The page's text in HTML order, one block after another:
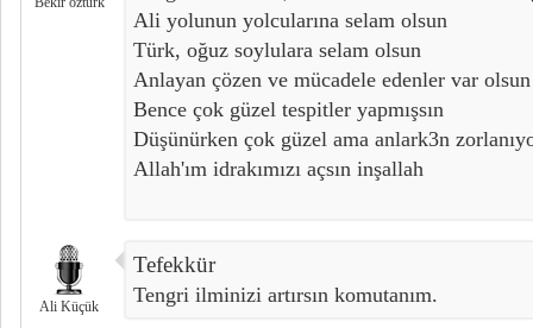
Ali yolunun yolcularına selam olsun
Türk, oğuz soylulara selam olsun
Anlayan çözen ve mücadele edenler var olsun
Bence çok güzel tespitler yapmışsın
Düşünürken çok güzel ama anlark3n
Allah'ım idrakımızı açsın inşallah
Ali Küçük
Tefekkür
Tengri ilminizi artırsın komutanım.